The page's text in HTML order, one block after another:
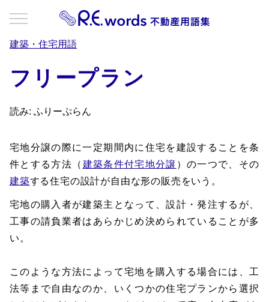
建築・住宅用語
フリープラン
読み: ふりーぷらん
宅地分譲の際に一定期間内に住宅を建設することを条
件とする方法（ 建築条件付宅地分譲 ）の一つで、その
建築する住宅の設計が自由な形の販売をいう。
宅地の購入者が建築主となって、設計・発注するが、
工事の請負業者はあらかじめ決められていることが多
い。
このような方法によって宅地を購入する場合には、工
法等まで自由なのか、いくつかの住宅プランから選択